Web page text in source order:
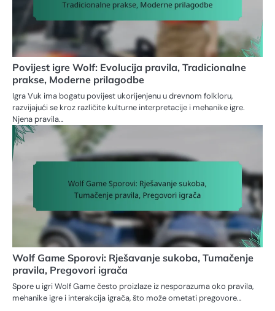
Povijest igre Wolf: Evolucija pravila, Tradicionalne
prakse, Moderne prilagodbe
Igra Vuk ima bogatu povijest ukorijenjenu u drevnom folkloru,
razvijajući se kroz različite kulturne interpretacije i mehanike igre.
Njena pravila…
Wolf Game Sporovi: Rješavanje sukoba, Tumačenje
pravila, Pregovori igrača
Spore u igri Wolf Game često proizlaze iz nesporazuma oko pravila,
mehanike igre i interakcija igrača, što može ometati pregovore…